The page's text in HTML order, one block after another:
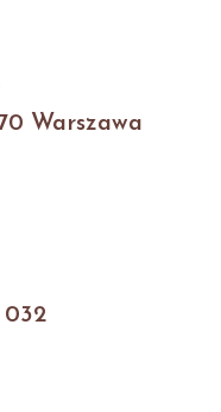
Warszawa
032